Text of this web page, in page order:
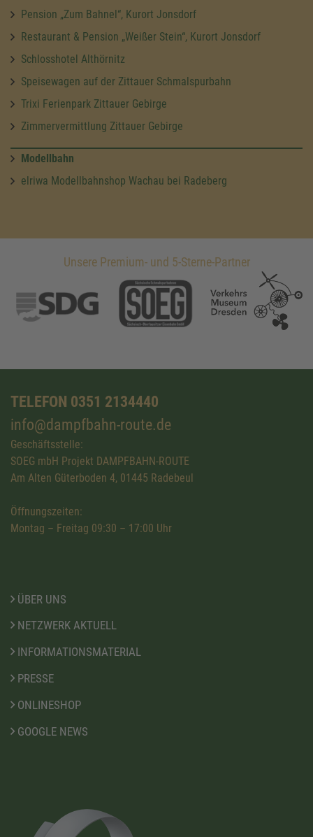
Pension „Zum Bahnel“, Kurort Jonsdorf
Restaurant & Pension „Weißer Stein“, Kurort Jonsdorf
Schlosshotel Althörnitz
Speisewagen auf der Zittauer Schmalspurbahn
Trixi Ferienpark Zittauer Gebirge
Zimmervermittlung Zittauer Gebirge
Modellbahn
elriwa Modellbahnshop Wachau bei Radeberg
Unsere Premium- und 5-Sterne-Partner
TELEFON 0351 2134440
info@dampfbahn-route.de
Geschäftsstelle:
SOEG mbH Projekt DAMPFBAHN-ROUTE
Am Alten Güterboden 4, 01445 Radebeul
Öffnungszeiten:
Montag – Freitag 09:30 – 17:00 Uhr
ÜBER UNS
NETZWERK AKTUELL
INFORMATIONSMATERIAL
PRESSE
ONLINESHOP
GOOGLE NEWS